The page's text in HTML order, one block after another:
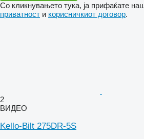
Со кликнувањето тука, ја прифаќате
приватност и корисничкиот договор.
2
ВИДЕО
Kello-Bilt 275DR-5S